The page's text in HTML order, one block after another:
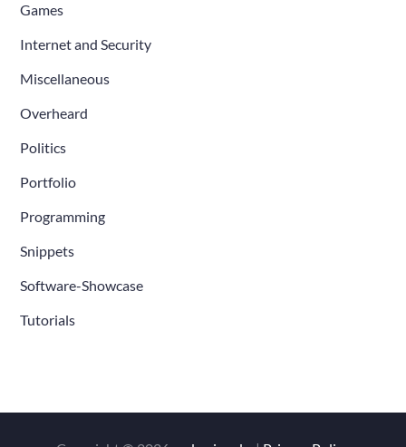
Games
Internet and Security
Miscellaneous
Overheard
Politics
Portfolio
Programming
Snippets
Software-Showcase
Tutorials